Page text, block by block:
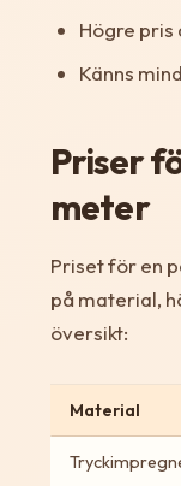
Högre pris
Känns
Priser
meter
Priset för en
på material,
översikt:
Material